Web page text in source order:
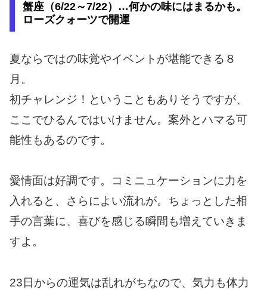
蟹座（6/22～7/22）…何かの味にはまるかも。
ローズクォーツで開運
夏ならではの味覚やイベントが堪能できる８
月。
初チャレンジ！ということもありそうですが、
ここでひるんではいけません。案外とハマる可
能性もあるのです。
愛情面は好調です。コミニュケーションに力を
入れると、さらによい流れが。ちょっとした相
手の言葉に、喜びを感じる瞬間も増えていきま
すよ。
23日からの運気は乱れがちなので、気力も体力